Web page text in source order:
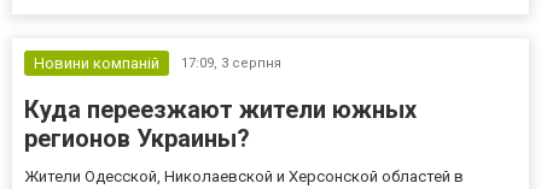
Новини компаній 17:09, 3 серпня
Куда переезжают жители южных
регионов Украины?
Жители Одесской, Николаевской и Херсонской областей в